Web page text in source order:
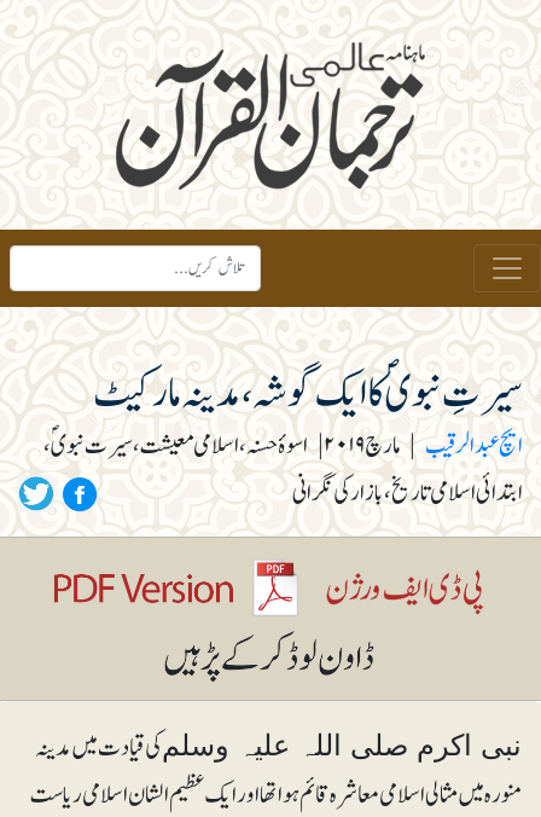
سیرتِ نبویؐ کا ایک گوشہ،مدینہ مارکیٹ
ایچ عبدالرقیب | مارچ ۲۰۱۹ | اسوۂ حسنہ، اسلامی معیشت، سیرت نبویؐ،
ابتدائی اسلامی تاریخ، بازار کی نگرانی
نبی اکرم صلی اللہ علیہ وسلمکی قیادت میں مدینہ
منورہ میں مثالی اسلامی معاشرہ قائم ہوا تھا اور ایک عظیم الشان اسلامی ریاست